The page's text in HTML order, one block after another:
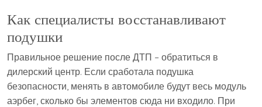
Как специалисты восстанавливают
подушки
Правильное решение после ДТП – обратиться в
дилерский центр. Если сработала подушка
безопасности, менять в автомобиле будут весь модуль
аэрбег, сколько бы элементов сюда ни входило. При